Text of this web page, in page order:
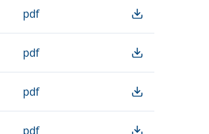
pdf
pdf
pdf
pdf